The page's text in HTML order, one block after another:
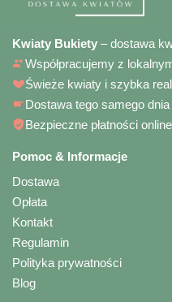
Kwiaty Bukiety – dostawa
Współpracujemy z
Świeże kwiaty i szybka
Dostawa tego samego
Bezpieczne płatności online
Pomoc & Informacje
Dostawa
Opłata
Kontakt
Regulamin
Polityka prywatności
Blog